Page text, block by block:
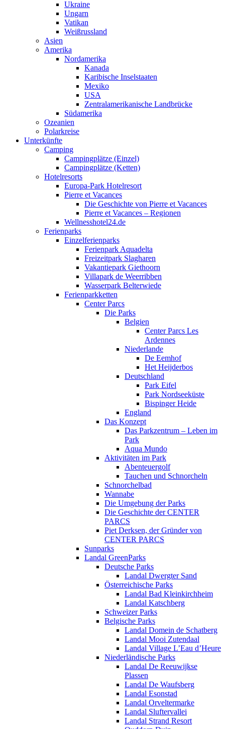
Ukraine
Ungarn
Vatikan
Weißrussland
Asien
Amerika
Nordamerika
Kanada
Karibische Inselstaaten
Mexiko
USA
Zentralamerikanische Landbrücke
Südamerika
Ozeanien
Polarkreise
Unterkünfte
Camping
Campingplätze (Einzel)
Campingplätze (Ketten)
Hotelresorts
Europa-Park Hotelresort
Pierre et Vacances
Die Geschichte von Pierre et Vacances
Pierre et Vacances – Regionen
Wellnesshotel24.de
Ferienparks
Einzelferienparks
Ferienpark Aquadelta
Freizeitpark Slagharen
Vakantiepark Giethoorn
Villapark de Weerribben
Wasserpark Belterwiede
Ferienparkketten
Center Parcs
Die Parks
Belgien
Center Parcs Les
Ardennes
Niederlande
De Eemhof
Het Heijderbos
Deutschland
Park Eifel
Park Nordseeküste
Bispinger Heide
England
Das Konzept
Das Parkzentrum – Leben im
Park
Aqua Mundo
Aktivitäten im Park
Abenteuergolf
Tauchen und Schnorcheln
Schnorchelbad
Wannabe
Die Umgebung der Parks
Die Geschichte der CENTER
PARCS
Piet Derksen, der Gründer von
CENTER PARCS
Sunparks
Landal GreenParks
Deutsche Parks
Landal Dwergter Sand
Österreichische Parks
Landal Bad Kleinkirchheim
Landal Katschberg
Schweizer Parks
Belgische Parks
Landal Domein de Schatberg
Landal Mooi Zutendaal
Landal Village L’Eau d’Heure
Niederländische Parks
Landal De Reeuwijkse
Plassen
Landal De Waufsberg
Landal Esonstad
Landal Orveltermarke
Landal Sluftervallei
Landal Strand Resort